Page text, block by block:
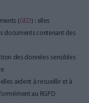
(GED) : elles
documents contenant des
des données sensibles
aident à recueillir et à
au RGPD